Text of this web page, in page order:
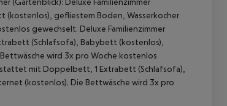
gefliestem Boden, Wasserkocher
gewechselt. Deluxe Familienzimmer
(Schlafsofa), Babybett (kostenlos),
wird 3x pro Woche kostenlos
mit Doppelbett, 1 Extrabett (Schlafsofa),
(kostenlos). Die Bettwäsche wird 3x pro